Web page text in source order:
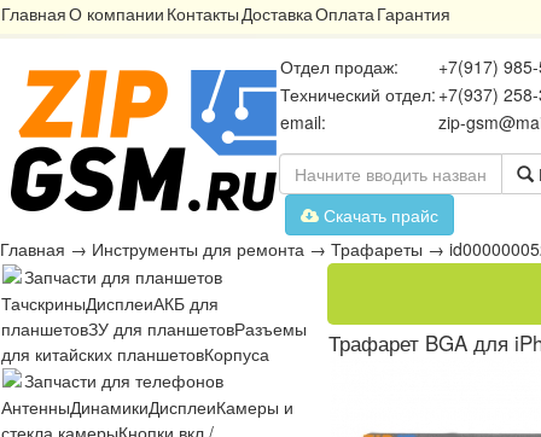
ГлавнаяО компании КонтактыДоставкаОплатаГарантия
Отдел продаж:
+7(917)
Технический отдел: +7(937)
email:
zip-
Скачать прайс
Главная → Инструменты для ремонта → Трафареты →
Запчасти для планшетов
ТачскриныДисплеиАКБ для
планшетовЗУ для планшетовРазъемы
для китайских планшетовКорпуса
Запчасти для телефонов
АнтенныДинамикиДисплеиКамеры и
стекла камерыКнопки вкл /
Трафарет BGA для